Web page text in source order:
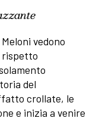
vedono
rispetto
del
crollate, le
e inizia a venire